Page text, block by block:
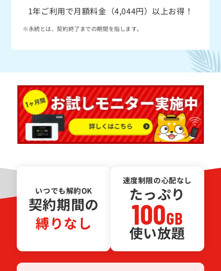
1年ご利用で月額料金（4,044円）以上お得！
※永続とは、契約終了までの期間を指します。
いつでも解約OK
契約期間の
縛りなし
速度制限の心配なし
たっぷり
100GB
使い放題